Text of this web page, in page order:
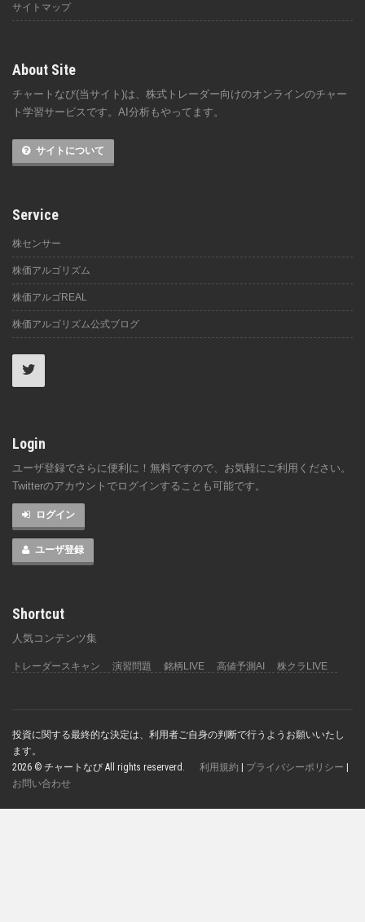
サイトマップ
About Site
チャートなび(当サイト)は、株式トレーダー向けのオンラインのチャー
ト学習サービスです。AI分析もやってます。
サイトについて
Service
株センサー
株価アルゴリズム
株価アルゴREAL
株価アルゴリズム公式ブログ
Login
ユーザ登録でさらに便利に！無料ですので、お気軽にご利用ください。
Twitterのアカウントでログインすることも可能です。
ログイン
ユーザ登録
Shortcut
人気コンテンツ集
トレーダースキャン 演習問題 銘柄LIVE 高値予測AI 株クラLIVE
投資に関する最終的な決定は、利用者ご自身の判断で行うようお願いいたし
ます。
2026 © チャートなび All rights reserverd. 利用規約 | プライバシーポリシー |
お問い合わせ